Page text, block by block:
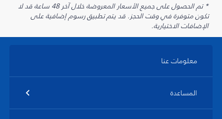
* تم الحصول على جميع الأسعار المعروضة خلال آخر 48 ساعة قد لا
تكون متوفرة في وقت الحجز. قد يتم تطبيق رسوم إضافية على
الإضافات الاختيارية.
معلومات عنا
المساعدة